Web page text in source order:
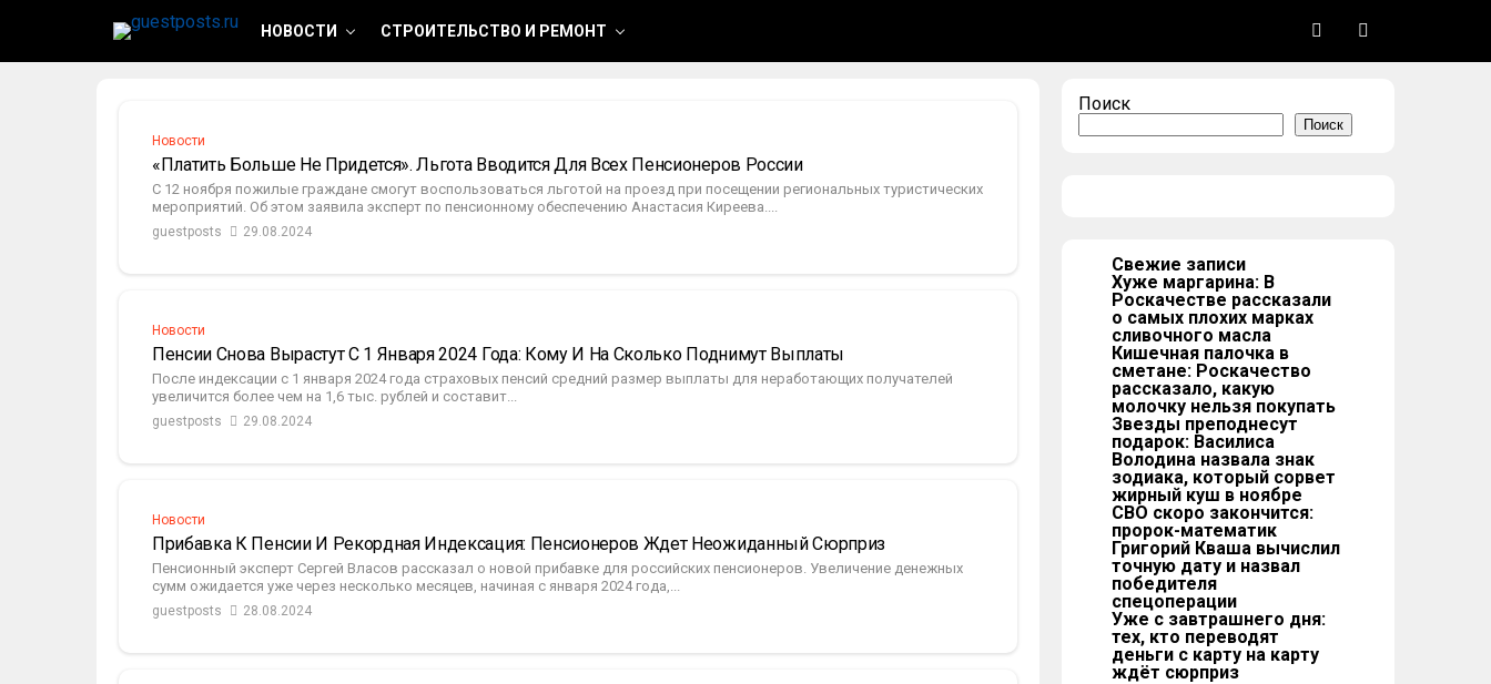
НОВОСТИ СТРОИТЕЛЬСТВО И РЕМОНТ
Новости
«Платить Больше Не Придется». Льгота Вводится Для Всех Пенсионеров России
С 12 ноября пожилые граждане смогут воспользоваться льготой на проезд при посещении региональных туристических
мероприятий. Об этом заявила эксперт по пенсионному обеспечению Анастасия Киреева....
guestposts 29.08.2024
Новости
Пенсии Снова Вырастут С 1 Января 2024 Года: Кому И На Сколько Поднимут Выплаты
После индексации с 1 января 2024 года страховых пенсий средний размер выплаты для неработающих получателей
увеличится более чем на 1,6 тыс. рублей и составит...
guestposts 29.08.2024
Новости
Прибавка К Пенсии И Рекордная Индексация: Пенсионеров Ждет Неожиданный Сюрприз
Пенсионный эксперт Сергей Власов рассказал о новой прибавке для российских пенсионеров. Увеличение денежных
сумм ожидается уже через несколько месяцев, начиная с января 2024 года,...
guestposts 28.08.2024
Поиск
Поиск
Свежие записи
Хуже маргарина: В
Роскачестве рассказали
о самых плохих марках
сливочного масла
Кишечная палочка в
сметане: Роскачество
рассказало, какую
молочку нельзя покупать
Звезды преподнесут
подарок: Василиса
Володина назвала знак
зодиака, который сорвет
жирный куш в ноябре
СВО скоро закончится:
пророк-математик
Григорий Кваша вычислил
точную дату и назвал
победителя
спецоперации
Уже с завтрашнего дня:
тех, кто переводят
деньги с карту на карту
ждёт сюрприз